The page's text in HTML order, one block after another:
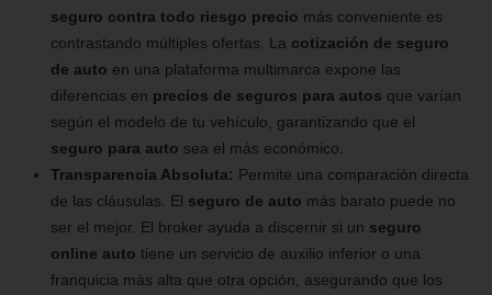
seguro contra todo riesgo precio más conveniente es
contrastando múltiples ofertas. La cotización de seguro
de auto en una plataforma multimarca expone las
diferencias en precios de seguros para autos que varían
según el modelo de tu vehículo, garantizando que el
seguro para auto sea el más económico.
Transparencia Absoluta: Permite una comparación directa
de las cláusulas. El seguro de auto más barato puede no
ser el mejor. El broker ayuda a discernir si un seguro
online auto tiene un servicio de auxilio inferior o una
franquicia más alta que otra opción, asegurando que los